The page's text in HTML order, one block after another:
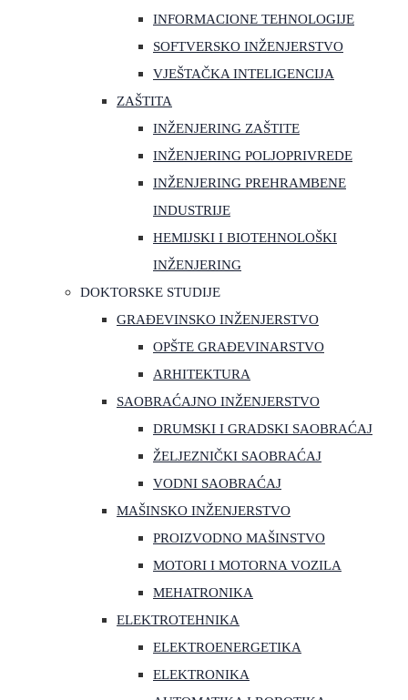
INFORMACIONE TEHNOLOGIJE
SOFTVERSKO INŽENJERSTVO
VJEŠTAČKA INTELIGENCIJA
ZAŠTITA
INŽENJERING ZAŠTITE
INŽENJERING POLJOPRIVREDE
INŽENJERING PREHRAMBENE
INDUSTRIJE
HEMIJSKI I BIOTEHNOLOŠKI
INŽENJERING
DOKTORSKE STUDIJE
GRAĐEVINSKO INŽENJERSTVO
OPŠTE GRAĐEVINARSTVO
ARHITEKTURA
SAOBRAĆAJNO INŽENJERSTVO
DRUMSKI I GRADSKI SAOBRAĆAJ
ŽELJEZNIČKI SAOBRAĆAJ
VODNI SAOBRAĆAJ
MAŠINSKO INŽENJERSTVO
PROIZVODNO MAŠINSTVO
MOTORI I MOTORNA VOZILA
MEHATRONIKA
ELEKTROTEHNIKA
ELEKTROENERGETIKA
ELEKTRONIKA